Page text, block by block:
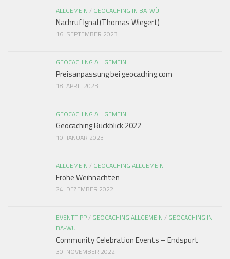
ALLGEMEIN / GEOCACHING IN BA-WÜ
Nachruf Ignal (Thomas Wiegert)
16. SEPTEMBER 2023
GEOCACHING ALLGEMEIN
Preisanpassung bei geocaching.com
18. APRIL 2023
GEOCACHING ALLGEMEIN
Geocaching Rückblick 2022
10. JANUAR 2023
ALLGEMEIN / GEOCACHING ALLGEMEIN
Frohe Weihnachten
24. DEZEMBER 2022
EVENTTIPP/ GEOCACHING ALLGEMEIN / GEOCACHING IN
BA-WÜ
Community Celebration Events – Endspurt
30. NOVEMBER 2022